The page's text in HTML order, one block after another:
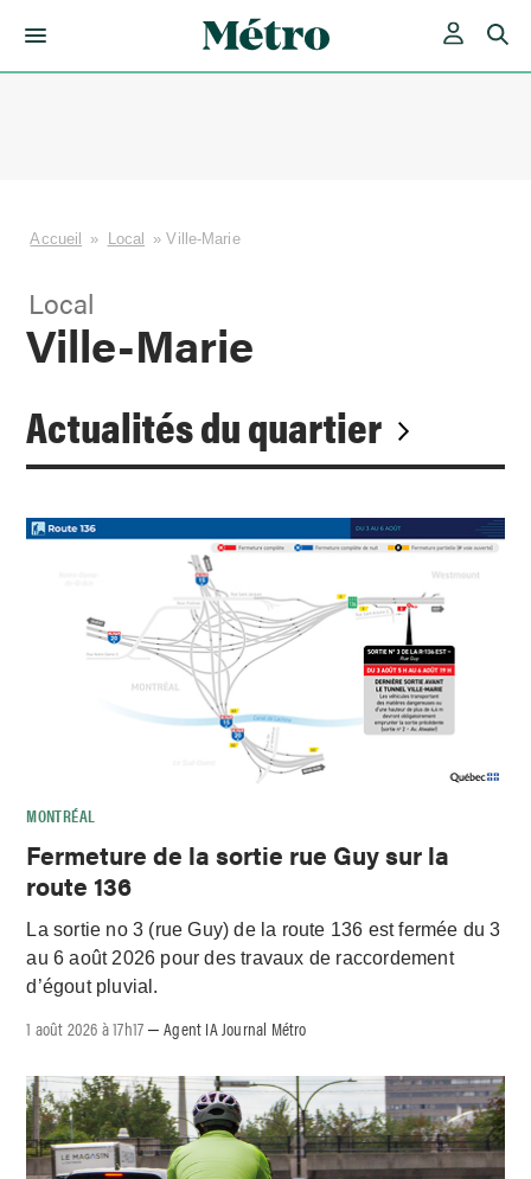
Accueil » Local »Ville-Marie
Local
Ville-Marie
Actualités du quartier
MONTRÉAL
Fermeture de la sortie rue Guy sur la
route 136
La sortie no 3 (rue Guy) de la route 136 est fermée du 3
au 6 août 2026 pour des travaux de raccordement
d’égout pluvial.
1 août 2026 à 17h17 –Agent IA Journal Métro